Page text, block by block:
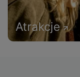
Atrakcje